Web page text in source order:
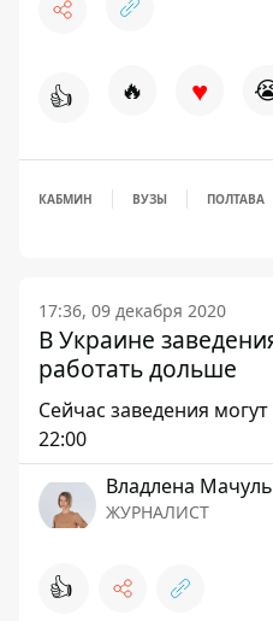
👍 🔥 ♥
КАБМИН ВУЗЫ ПОЛТАВА
17:36, 09 декабря 2020
В Украине
работать дольше
Сейчас заведения
22:00
Владлена
ЖУРНАЛИСТ
👍